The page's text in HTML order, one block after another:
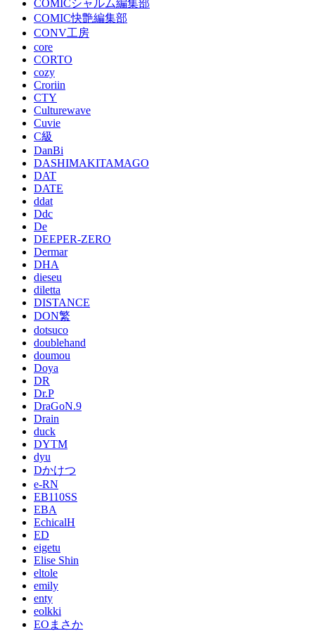
COMICシャルム編集部
COMIC快艶編集部
CONV工房
core
CORTO
cozy
Croriin
CTY
Culturewave
Cuvie
C級
DanBi
DASHIMAKITAMAGO
DAT
DATE
ddat
Ddc
De
DEEPER-ZERO
Dermar
DHA
dieseu
diletta
DISTANCE
DON繁
dotsuco
doublehand
doumou
Doya
DR
Dr.P
DraGoN.9
Drain
duck
DYTM
dyu
Dかけつ
e-RN
EB110SS
EBA
EchicalH
ED
eigetu
Elise Shin
eltole
emily
enty
eolkki
EOまさか